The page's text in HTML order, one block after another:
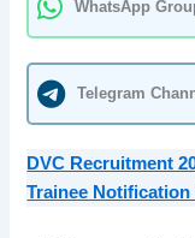
WhatsApp
Telegram
DVC Recruitment
Trainee